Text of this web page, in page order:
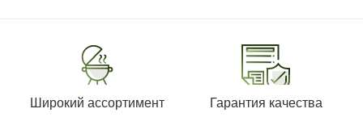
Широкий ассортимент Гарантия качества